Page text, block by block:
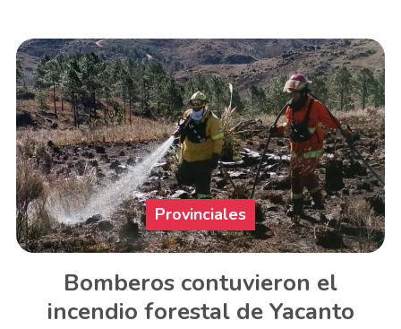
Bomberos contuvieron el
incendio forestal de Yacanto
Provinciales